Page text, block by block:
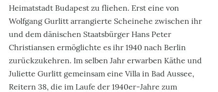
Heimatstadt Budapest zu fliehen. Erst eine von
Wolfgang Gurlitt arrangierte Scheinehe zwischen ihr
und dem dänischen Staatsbürger Hans Peter
Christiansen ermöglichte es ihr 1940 nach Berlin
zurückzukehren. Im selben Jahr erwarben Käthe und
Juliette Gurlitt gemeinsam eine Villa in Bad Aussee,
Reitern 38, die im Laufe der 1940er-Jahre zum